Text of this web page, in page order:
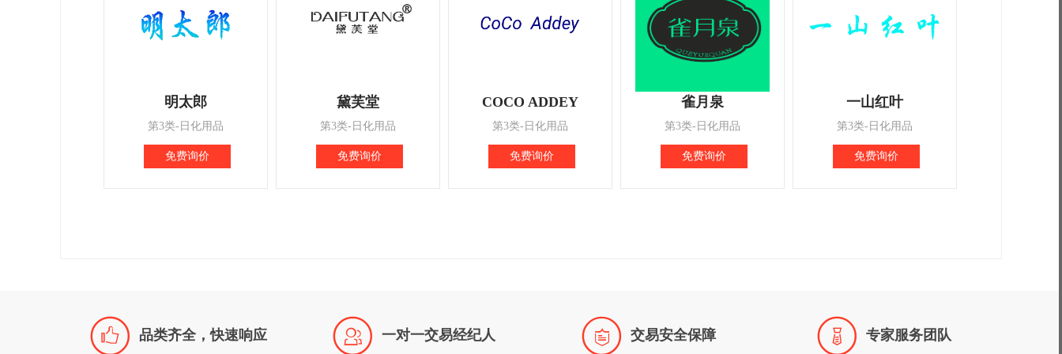
明太郎
第3类-日化用品
免费询价
黛芙堂
第3类-日化用品
免费询价
COCO ADDEY
第3类-日化用品
免费询价
雀月泉
第3类-日化用品
免费询价
一山红叶
第3类-日化用品
免费询价
 品类齐全，快速响应  一对一交易经纪人  交易安全保障  专家服务团队